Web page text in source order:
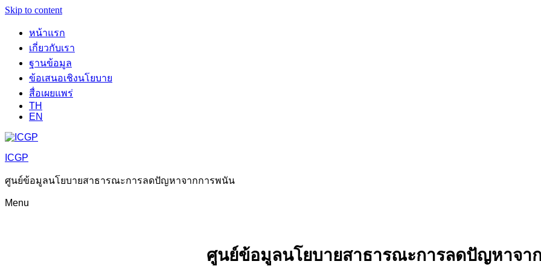
Skip to content
หน้าแรก
เกี่ยวกับเรา
ฐานข้อมูล
ข้อเสนอเชิงนโยบาย
สื่อเผยแพร่
TH
EN
ICGP
ศูนย์ข้อมูลนโยบายสาธารณะการลดปัญหาจากการพนัน
Menu
ศูนย์ข้อมูลนโยบายสาธารณะการลดปัญหาจา